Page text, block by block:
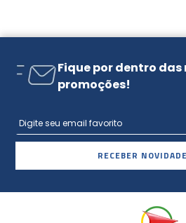
Fique por dentro das
promoções!
RECEBER